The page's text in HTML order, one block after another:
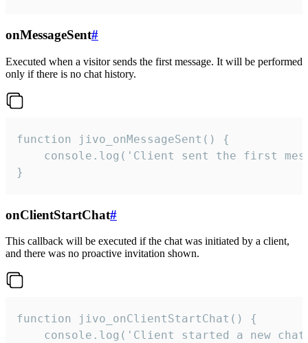
onMessageSent#
Executed when a visitor sends the first message. It will be performed
only if there is no chat history.
function jivo_onMessageSent() {
console.log('Client sent the first
}
onClientStartChat#
This callback will be executed if the chat was initiated by a client,
and there was no proactive invitation shown.
function jivo_onClientStartChat() {
console.log('Client started a new